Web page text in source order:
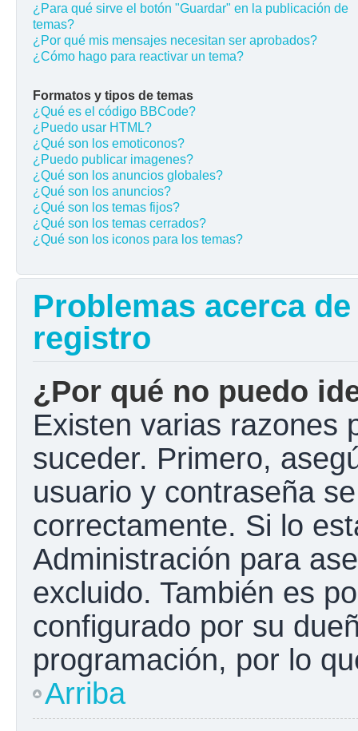
¿Para qué sirve el botón "Guardar" en la publicación de
temas?
¿Por qué mis mensajes necesitan ser aprobados?
¿Cómo hago para reactivar un tema?
Formatos y tipos de temas
¿Qué es el código BBCode?
¿Puedo usar HTML?
¿Qué son los emoticonos?
¿Puedo publicar imagenes?
¿Qué son los anuncios globales?
¿Qué son los anuncios?
¿Qué son los temas fijos?
¿Qué son los temas cerrados?
¿Qué son los iconos para los temas?
Problemas acerca
registro
¿Por qué no puedo
Existen varias razones
suceder. Primero,
usuario y contraseña
correctamente. Si lo
Administración para
excluido. También es
configurado por su
programación, por lo
Arriba